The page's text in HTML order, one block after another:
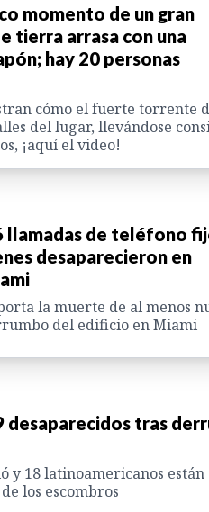
momento de un gran
tierra arrasa con una
hay 20 personas
cómo el fuerte torrente
del lugar, llevándose
¡aquí el video!
llamadas de teléfono
desaparecieron en
la muerte de al menos
del edificio en Miami
desaparecidos tras
y 18 latinoamericanos están
los escombros